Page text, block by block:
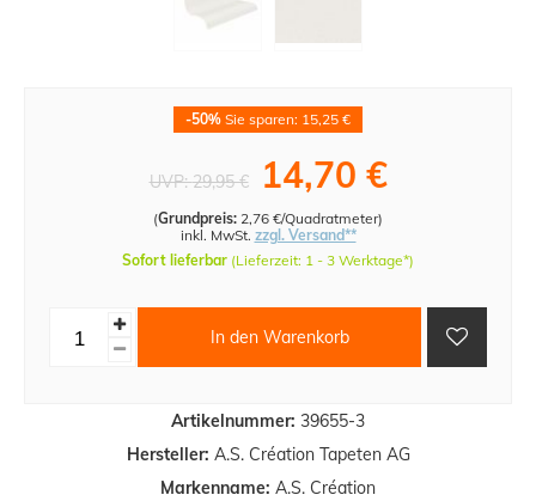
Artikelnummer: 39655-3
Hersteller: A.S. Création Tapeten AG
Markenname: A.S. Création
-50% Sie sparen: 15,25 €
UVP:29,95 € 14,70 €
(Grundpreis: 2,76 €/Quadratmeter)
inkl. MwSt. zzgl. Versand**
Sofort lieferbar (Lieferzeit: 1 - 3 Werktage*)
In den Warenkorb